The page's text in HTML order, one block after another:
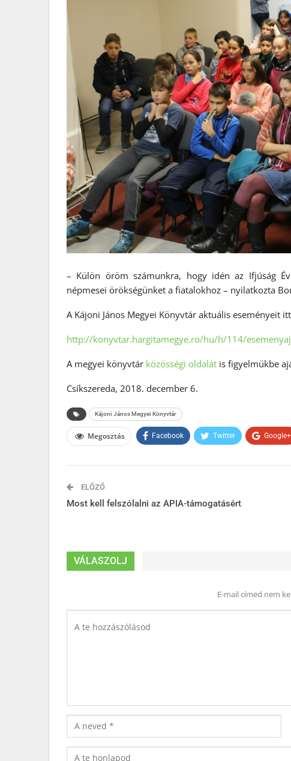
– Külön öröm számunkra, hogy idén az Ifjúság
népmesei örökségünket a fiatalokhoz – nyilatkozta
A Kájoni János Megyei Könyvtár aktuális eseményeit
http://konyvtar.hargitamegye.ro/hu/h/114/
A megyei könyvtár közösségi oldalát is figyelmükbe
Csíkszereda, 2018. december 6.
Kájoni János Megyei Könyvtár
Megosztás Facebook Twitter Google+
ELŐZŐ
Most kell felszólalni az APIA-támogatásért
VÁLASZOLJ
E-mail címed nem